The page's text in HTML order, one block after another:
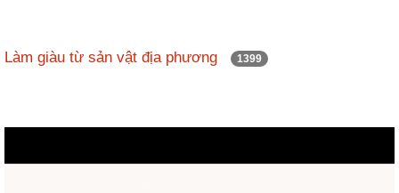
Làm giàu từ sản vật địa phương 1399